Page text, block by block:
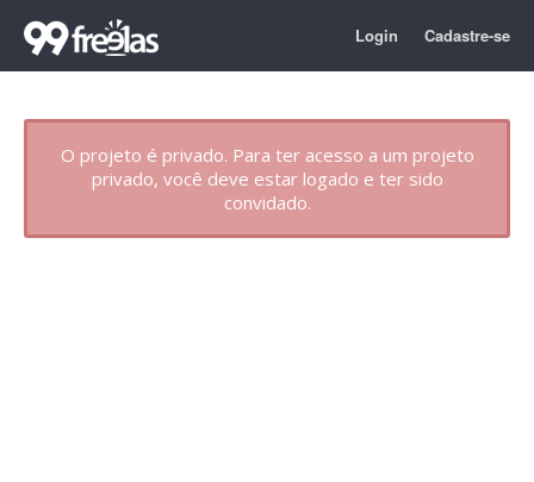
Login Cadastre-se
O projeto é privado. Para ter acesso a um projeto
privado, você deve estar logado e ter sido
convidado.